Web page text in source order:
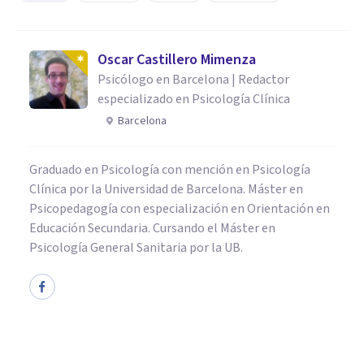
Oscar Castillero Mimenza
Psicólogo en Barcelona | Redactor
especializado en Psicología Clínica
Barcelona
Graduado en Psicología con mención en Psicología
Clínica por la Universidad de Barcelona. Máster en
Psicopedagogía con especialización en Orientación en
Educación Secundaria. Cursando el Máster en
Psicología General Sanitaria por la UB.